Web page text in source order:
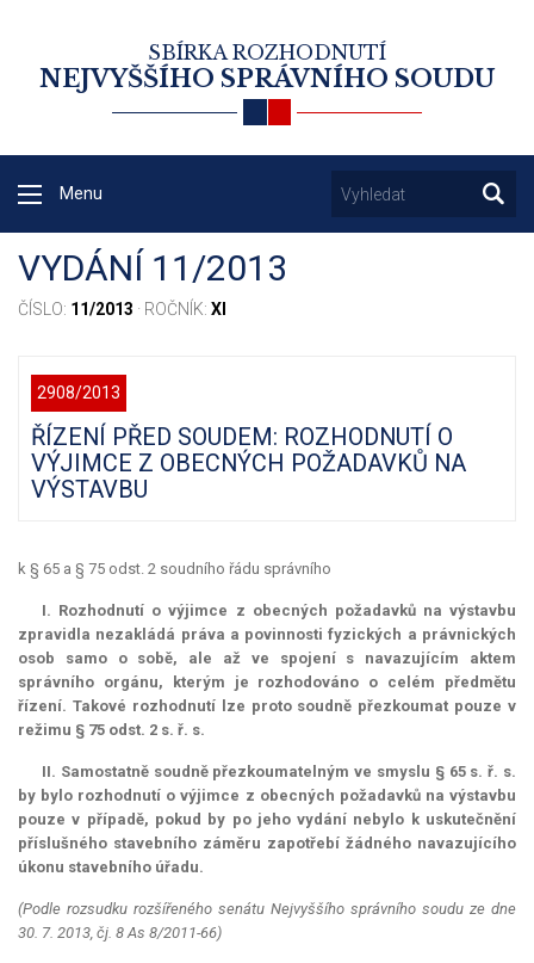
SBÍRKA ROZHODNUTÍ
NEJVYŠŠÍHO SPRÁVNÍHO SOUDU
Menu
VYDÁNÍ 11/2013
ČÍSLO: 11/2013 · ROČNÍK: XI
2908/2013
ŘÍZENÍ PŘED SOUDEM: ROZHODNUTÍ O
VÝJIMCE Z OBECNÝCH POŽADAVKŮ NA
VÝSTAVBU
k § 65 a § 75 odst. 2 soudního řádu správního
I. Rozhodnutí o výjimce z obecných požadavků na výstavbu
zpravidla nezakládá práva a povinnosti fyzických a právnických
osob samo o sobě, ale až ve spojení s navazujícím aktem
správního orgánu, kterým je rozhodováno o celém předmětu
řízení. Takové rozhodnutí lze proto soudně přezkoumat pouze v
režimu § 75 odst. 2 s. ř. s.
II. Samostatně soudně přezkoumatelným ve smyslu § 65 s. ř. s.
by bylo rozhodnutí o výjimce z obecných požadavků na výstavbu
pouze v případě, pokud by po jeho vydání nebylo k uskutečnění
příslušného stavebního záměru zapotřebí žádného navazujícího
úkonu stavebního úřadu.
(Podle rozsudku rozšířeného senátu Nejvyššího správního soudu ze dne
30. 7. 2013, čj. 8 As 8/2011-66)